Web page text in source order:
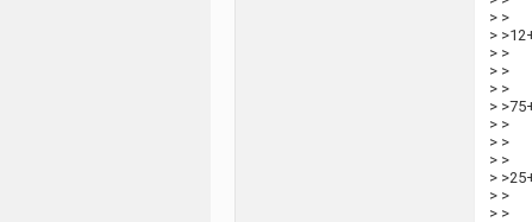
> >
>
> >
> >
> >
>
> >
> >
> >
>
> >
> >